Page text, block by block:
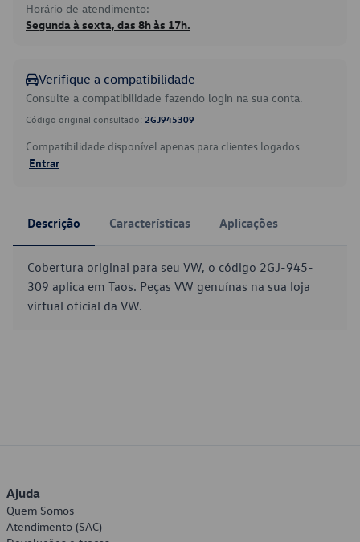
Horário de atendimento:
Segunda à sexta, das 8h às 17h.
Verifique a compatibilidade
Consulte a compatibilidade fazendo login na sua conta.
Código original consultado: 2GJ945309
Compatibilidade disponível apenas para clientes logados.
Entrar
Descrição Características Aplicações
Cobertura original para seu VW, o código 2GJ-945-
309 aplica em Taos. Peças VW genuínas na sua loja
virtual oficial da VW.
Ajuda
Quem Somos
Atendimento (SAC)